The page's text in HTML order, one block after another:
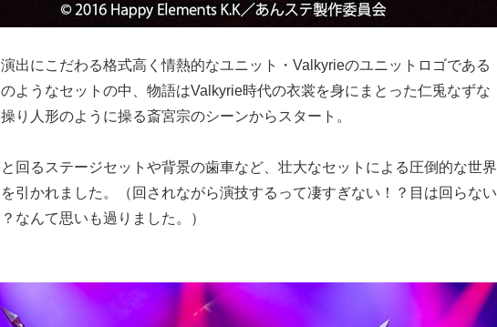
出にこだわる格式高く情熱的なユニット・Valkyrieのユニットロゴである
のようなセットの中、物語はValkyrie時代の衣裳を身にまとった仁兎なずな
り人形のように操る斎宮宗のシーンからスタート。
回るステージセットや背景の歯車など、壮大なセットによる圧倒的な世界
引かれました。（回されながら演技するって凄すぎない！？目は回らない
なんて思いも過りました。）